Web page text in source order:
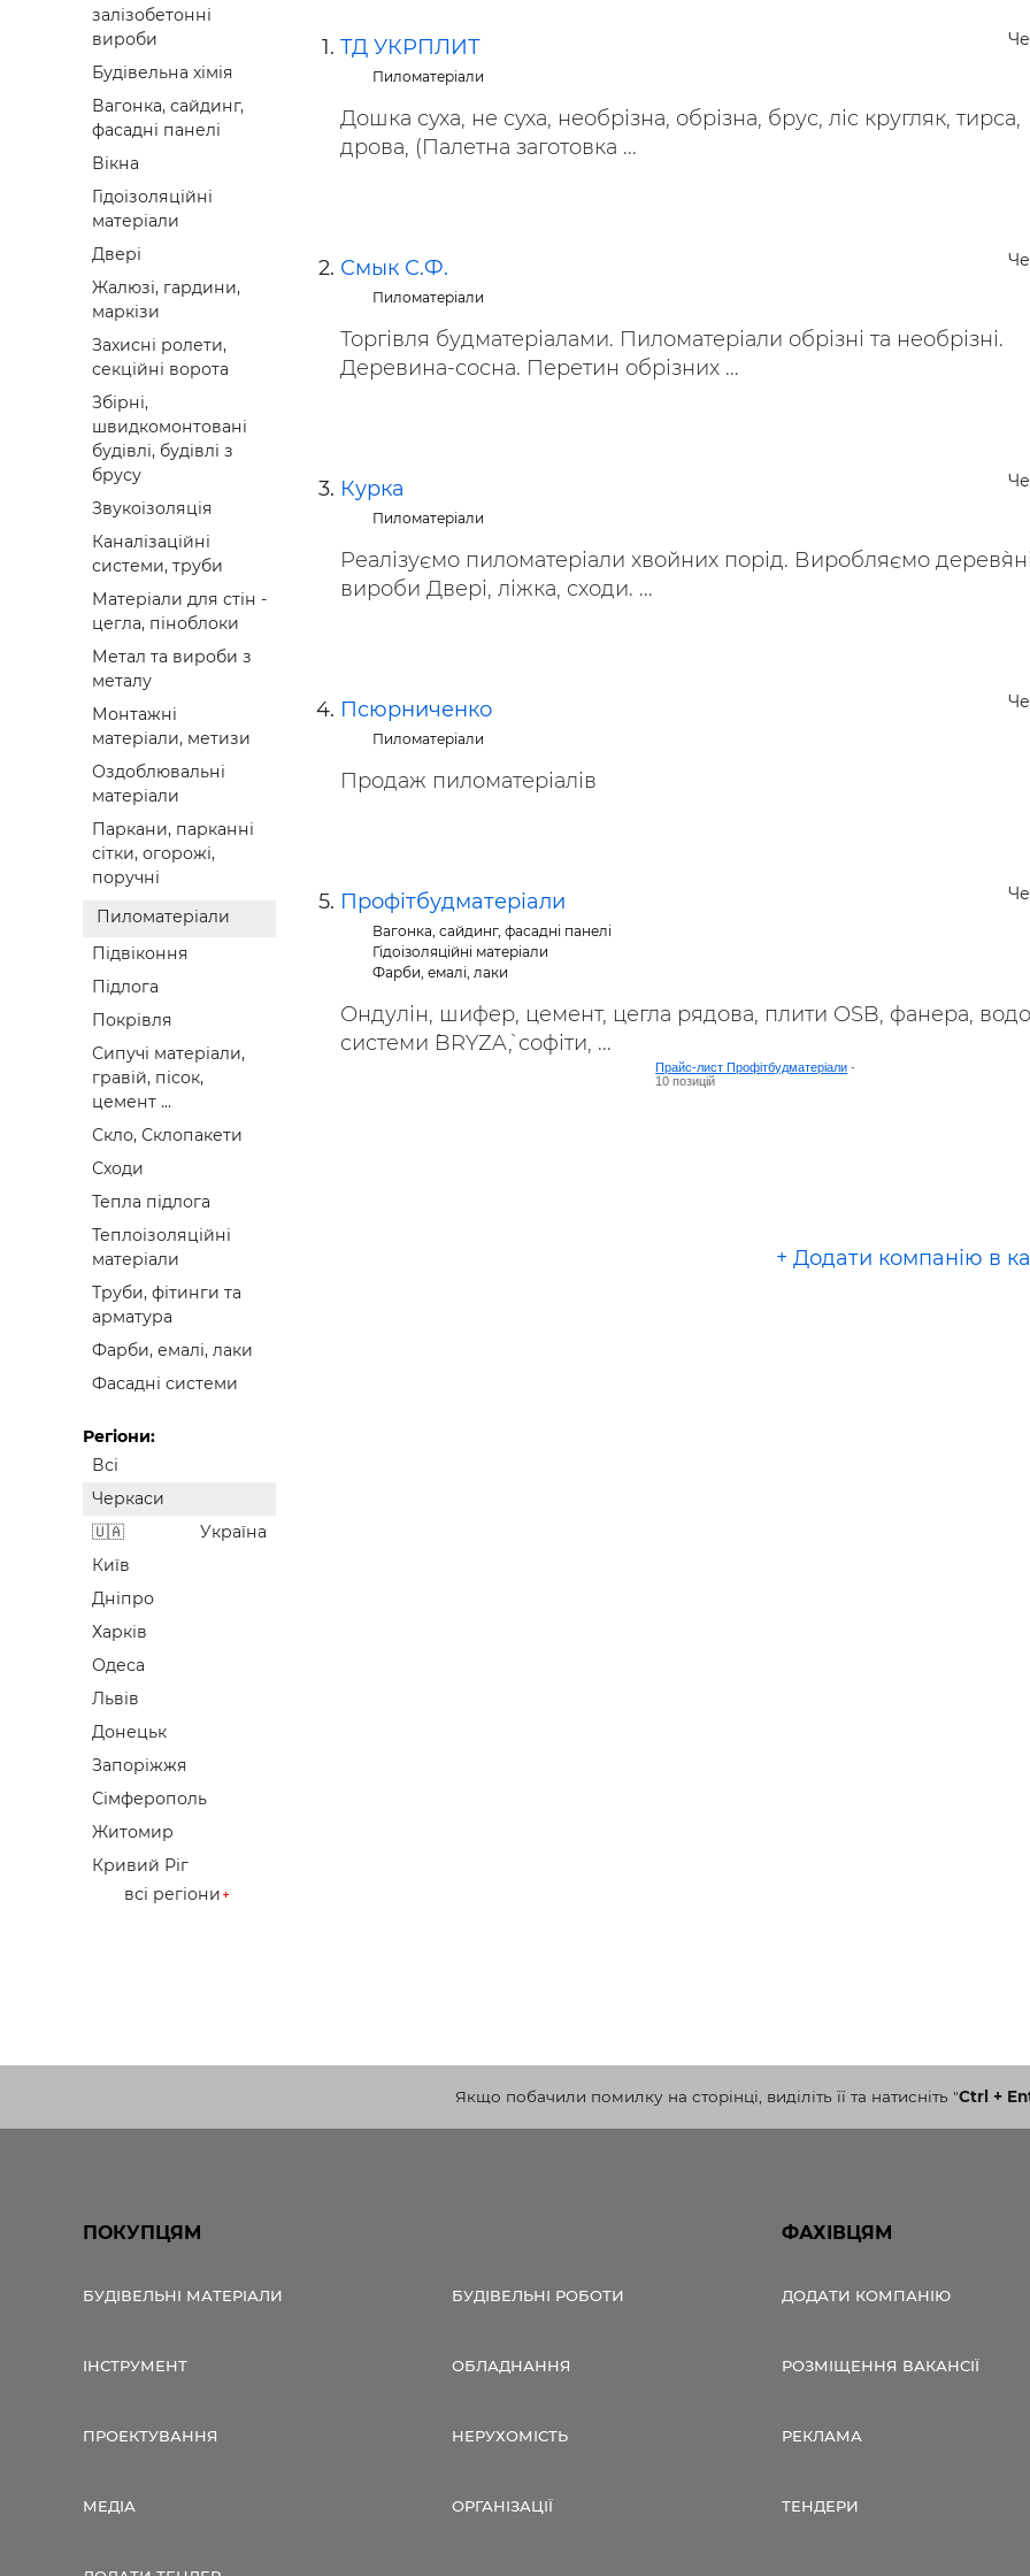
залізобетонні
вироби
Будівельна хімія
Вагонка, сайдинг,
фасадні панелі
Вікна
Гідоізоляційні
матеріали
Двері
Жалюзі, гардини,
маркізи
Захисні ролети,
секційні ворота
Збірні,
швидкомонтовані
будівлі, будівлі з
брусу
Звукоізоляція
Каналізаційні
системи, труби
Матеріали для стін -
цегла, піноблоки
Метал та вироби з
металу
Монтажні
матеріали, метизи
Оздоблювальні
матеріали
Паркани, парканні
сітки, огорожі,
поручні
Пиломатеріали
Підвіконня
Підлога
Покрівля
Сипучі матеріали,
гравій, пісок,
цемент ...
Скло, Склопакети
Сходи
Тепла підлога
Теплоізоляційні
матеріали
Труби, фітинги та
арматура
Фарби, емалі, лаки
Фасадні системи
Регіони:
Всі
Черкаси
Україна
Київ
Дніпро
Харків
Одеса
Львів
Донецьк
Запоріжжя
Сімферополь
Житомир
Кривий Ріг
всі регіони
ТД УКРПЛИТ
Пиломатеріали
Дошка суха, не суха, необрізна, обрізна, брус, ліс кругляк, тирса,
дрова, (Палетна заготовка ...
Смык С.Ф.
Пиломатеріали
Торгівля будматеріалами. Пиломатеріали обрізні та необрізні.
Деревина-сосна. Перетин обрізних ...
Курка
Пиломатеріали
Реалізуємо пиломатеріали хвойних порід. Виробляємо дерев`яні
вироби Двері, ліжка, сходи. ...
Псюрниченко
Пиломатеріали
Продаж пиломатеріалів
Профітбудматеріали
Вагонка, сайдинг, фасадні панелі
Гідоізоляційні матеріали
Фарби, емалі, лаки
Ондулін, шифер, цемент, цегла рядова, плити OSB, фанера,
системи `BRYZA`, софіти, ...
Прайс-лист Профітбудматеріали -
10 позицій
+ Додати компанію в
Якщо побачили помилку на сторінці, виділіть її та натисніть "Ctrl +
ПОКУПЦЯМ
БУДІВЕЛЬНІ МАТЕРІАЛИ БУДІВЕЛЬНІ РОБОТИ
ІНСТРУМЕНТ ОБЛАДНАННЯ
ПРОЕКТУВАННЯ НЕРУХОМІСТЬ
МЕДІА ОРГАНІЗАЦІЇ
ФАХІВЦЯМ
ДОДАТИ КОМПАНІЮ
РОЗМІЩЕННЯ ВАКАНСІЇ
РЕКЛАМА
ТЕНДЕРИ